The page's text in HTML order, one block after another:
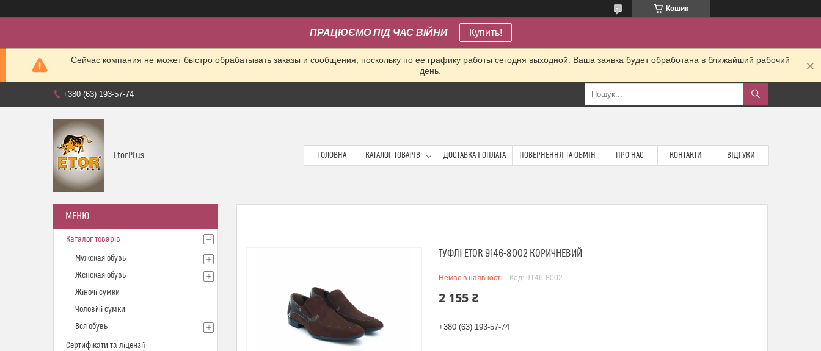
Кошик
ПРАЦЮЄМО ПІД ЧАС ВІЙНИ Купить!
Сейчас компания не может быстро обрабатывать заказы и сообщения, поскольку по ее графику работы сегодня выходной. Ваша заявка будет обработана в ближайший рабочий
день.
+380 (63) 193-57-74
EtorPlus ГОЛОВНА КАТАЛОГ ТОВАРІВ ДОСТАВКА І ОПЛАТА ПОВЕРНЕННЯ ТА ОБМІН ПРО НАС КОНТАКТИ ВІДГУКИ
ТУФЛІ ETOR 9146-8002 КОРИЧНЕВИЙ
Немає в наявності Код: 9146-8002
2 155 ₴
+380 (63) 193-57-74
Каталог товарів
Мужская обувь
Женская обувь
Жіночі сумки
Чоловічі сумки
Вся обувь
Сертифікати та ліцензії